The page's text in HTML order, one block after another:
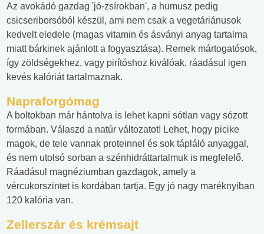
Az avokádó gazdag 'jó-zsírokban', a humusz pedig
csicseriborsóból készül, ami nem csak a vegetáriánusok
kedvelt eledele (magas vitamin és ásványi anyag tartalma
miatt bárkinek ajánlott a fogyasztása). Remek mártogatósok,
így zöldségekhez, vagy pirítóshoz kiválóak, ráadásul igen
kevés kalóriát tartalmaznak.
Napraforgómag
A boltokban már hántolva is lehet kapni sótlan vagy sózott
formában. Válaszd a natúr változatot! Lehet, hogy picike
magok, de tele vannak proteinnel és sok tápláló anyaggal,
és nem utolsó sorban a szénhidráttartalmuk is megfelelő.
Ráadásul magnéziumban gazdagok, amely a
vércukorszintet is kordában tartja. Egy jó nagy maréknyiban
120 kalória van.
Zellerszár és krémsajt